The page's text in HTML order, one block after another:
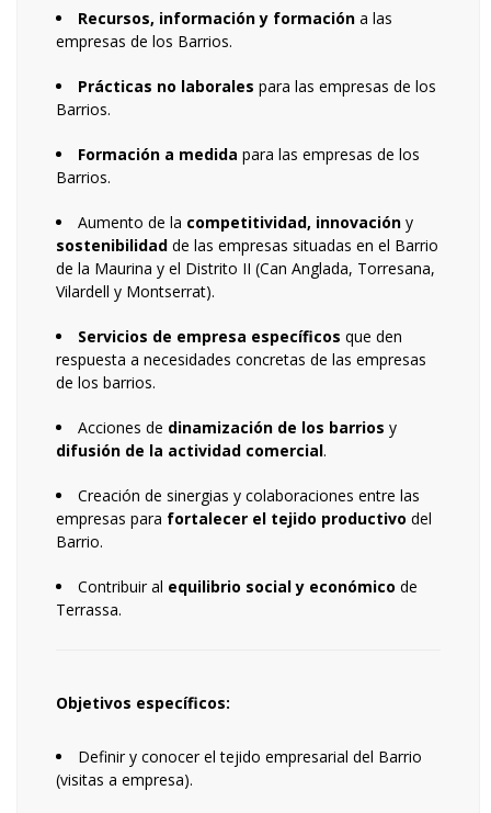
Recursos, información y formación a las
empresas de los Barrios.
Prácticas no laborales para las empresas de los
Barrios.
Formación a medida para las empresas de los
Barrios.
Aumento de la competitividad, innovación y
sostenibilidad de las empresas situadas en el Barrio
de la Maurina y el Distrito II (Can Anglada, Torresana,
Vilardell y Montserrat).
Servicios de empresa específicos que den
respuesta a necesidades concretas de las empresas
de los barrios.
Acciones de dinamización de los barrios y
difusión de la actividad comercial.
Creación de sinergias y colaboraciones entre las
empresas para fortalecer el tejido productivo del
Barrio.
Contribuir al equilibrio social y económico de
Terrassa.
Objetivos específicos:
Definir y conocer el tejido empresarial del Barrio
(visitas a empresa).